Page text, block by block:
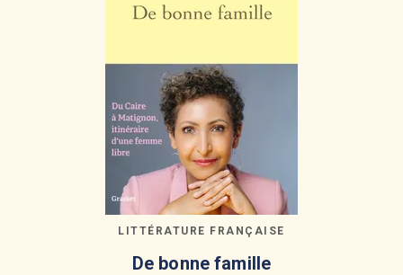
LITTÉRATURE FRANÇAISE
De bonne famille